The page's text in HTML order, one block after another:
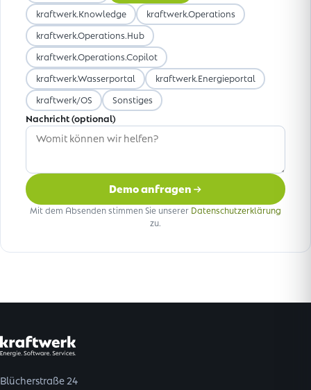
kraftwerk.Knowledge kraftwerk.Operations
kraftwerk.Operations.Hub
kraftwerk.Operations.Copilot
kraftwerk.Wasserportal kraftwerk.Energieportal
kraftwerk/OS Sonstiges
Nachricht (optional)
Demo anfragen
Mit dem Absenden stimmen Sie unserer Datenschutzerklärung
zu.
Blücherstraße 24